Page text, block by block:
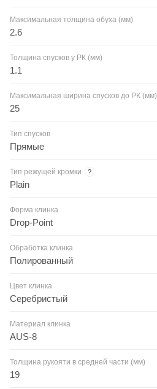
Максимальная толщина обуха (мм)
2.6
Толщина спусков у РК (мм)
1.1
Максимальная ширина спусков до РК (мм)
25
Тип спусков
Прямые
Тип режущей кромки ?
Plain
Форма клинка
Drop-Point
Обработка клинка
Полированный
Цвет клинка
Серебристый
Материал клинка
AUS-8
Толщина рукояти в средней части (мм)
19